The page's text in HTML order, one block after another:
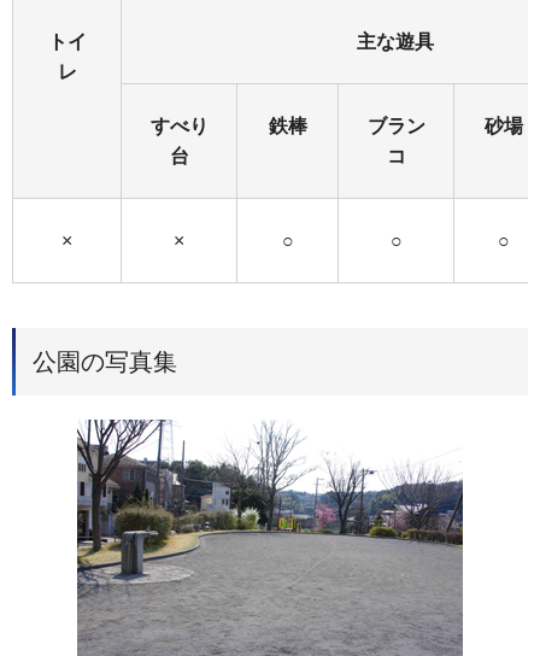
トイ
レ
主な遊具
すべり
台
鉄棒
ブラン
コ
砂場
× × ○ ○ ○
公園の写真集